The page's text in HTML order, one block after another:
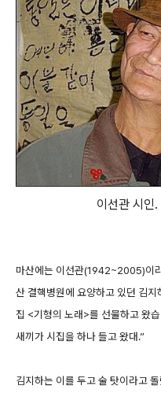
이선관 시인
마산에는 이선관(1942~2005)이
산 결핵병원에 요양하고 있던 김
집 <기형의 노래>를 선물하고 왔
새끼가 시집을 하나 들고 왔대.”
김지하는 이를 두고 술 탓이라고